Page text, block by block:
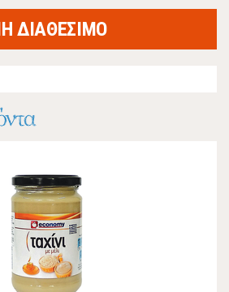
ΔΙΑΘΕΣΙΜΟ